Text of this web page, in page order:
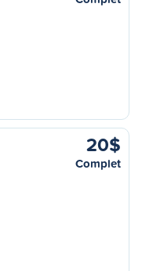
20$
Complet